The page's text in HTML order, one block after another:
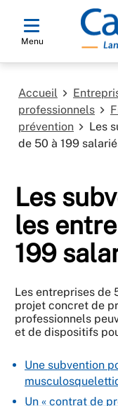
Menu
Accueil
professionnels
prévention
Les
de 50 à 199
Les
les
199
Les entreprises de
projet concret de
professionnels
et de dispositifs
Une subvention
Un « contrat de